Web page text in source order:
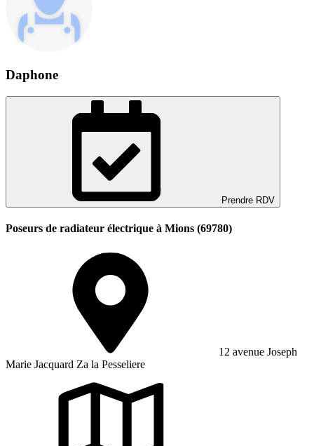
Daphone
Prendre RDV
Poseurs de radiateur électrique à Mions (69780)
12 avenue Joseph
Marie Jacquard Za la Pesseliere